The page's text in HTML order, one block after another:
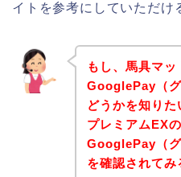
イトを参考にしていただけ
もし、馬具マ
GooglePay（
どうかを知りた
プレミアムEX
GooglePay（
を確認されてみ